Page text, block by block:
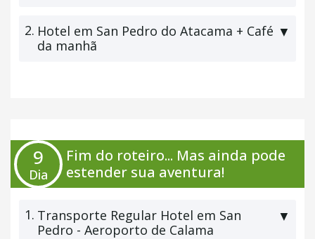
2. Hotel em San Pedro do Atacama + Café
da manhã
▼
9
Dia
Fim do roteiro... Mas ainda pode
estender sua aventura!
1. Transporte Regular Hotel em San
Pedro - Aeroporto de Calama
▼